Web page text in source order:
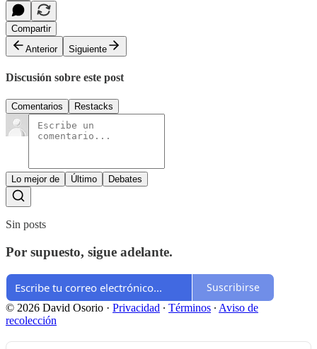
Compartir
Anterior
Siguiente
Discusión sobre este post
Comentarios Restacks
Lo mejor de Último Debates
Sin posts
Por supuesto, sigue adelante.
Suscribirse
© 2026 David Osorio · Privacidad ∙ Términos ∙ Aviso de
recolección